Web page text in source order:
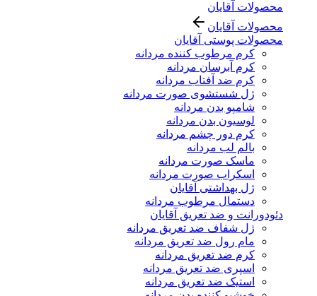
محصولات آقایان
محصولات آقایان
محصولات پوستی آقایان
کرم مرطوب کننده مردانه
کرم آبرسان مردانه
کرم ضد آفتاب مردانه
ژل شستشوی صورت مردانه
شامپو بدن مردانه
لوسیون بدن مردانه
کرم دور چشم مردانه
بالم لب مردانه
ماسک صورت مردانه
اسکراب صورت مردانه
ژل بهداشتی آقایان
دستمال مرطوب مردانه
دئودورانت و ضد تعریق آقایان
ژل شفاف ضد تعریق مردانه
مام رول ضد تعریق مردانه
کرم ضد تعریق مردانه
اسپری ضد تعریق مردانه
استیک ضد تعریق مردانه